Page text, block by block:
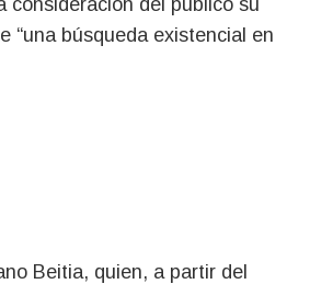
consideración del público su
“una búsqueda existencial en
Beitia, quien, a partir del